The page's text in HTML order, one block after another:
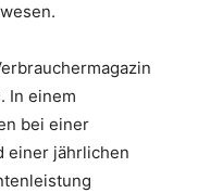
In einem
bei einer
einer jährlichen